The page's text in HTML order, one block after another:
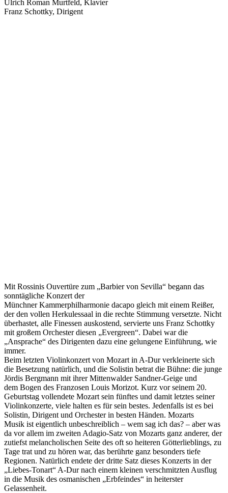
Ulrich Roman Murtfeld, Klavier
Franz Schottky, Dirigent
Mit Rossinis Ouvertüre zum „Barbier von Sevilla“ begann das
sonntägliche Konzert der
Münchner Kammerphilharmonie dacapo gleich mit einem Reißer,
der den vollen Herkulessaal in die rechte Stimmung versetzte. Nicht
überhastet, alle Finessen auskostend, servierte uns Franz Schottky
mit großem Orchester diesen „Evergreen“. Dabei war die
„Ansprache“ des Dirigenten dazu eine gelungene Einführung, wie
immer.
Beim letzten Violinkonzert von Mozart in A-Dur verkleinerte sich
die Besetzung natürlich, und die Solistin betrat die Bühne: die junge
Jördis Bergmann mit ihrer Mittenwalder Sandner-Geige und
dem Bogen des Franzosen Louis Morizot. Kurz vor seinem 20.
Geburtstag vollendete Mozart sein fünftes und damit letztes seiner
Violinkonzerte, viele halten es für sein bestes. Jedenfalls ist es bei
Solistin, Dirigent und Orchester in besten Händen. Mozarts
Musik ist eigentlich unbeschreiblich – wem sag ich das? – aber was
da vor allem im zweiten Adagio-Satz von Mozarts ganz anderer, der
zutiefst melancholischen Seite des oft so heiteren Götterlieblings, zu
Tage trat und zu hören war, das berührte ganz besonders tiefe
Regionen. Natürlich endete der dritte Satz dieses Konzerts in der
„Liebes-Tonart“ A-Dur nach einem kleinen verschmitzten Ausflug
in die Musik des osmanischen „Erbfeindes“ in heiterster
Gelassenheit.